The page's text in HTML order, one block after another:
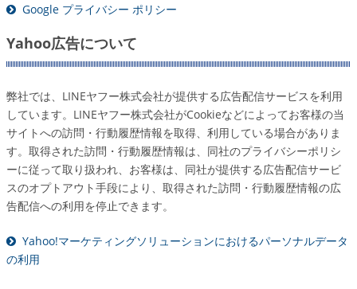
Google プライバシー ポリシー
Yahoo広告について
弊社では、LINEヤフー株式会社が提供する広告配信サービスを利用
しています。LINEヤフー株式会社がCookieなどによってお客様の当
サイトへの訪問・行動履歴情報を取得、利用している場合がありま
す。取得された訪問・行動履歴情報は、同社のプライバシーポリシ
ーに従って取り扱われ、お客様は、同社が提供する広告配信サービ
スのオプトアウト手段により、取得された訪問・行動履歴情報の広
告配信への利用を停止できます。
Yahoo!マーケティングソリューションにおけるパーソナルデータ
の利用